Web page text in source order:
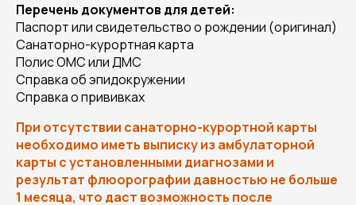
Перечень документов для детей:
Паспорт или свидетельство о рождении (оригинал)
Санаторно-курортная карта
Полис ОМС или ДМС
Справка об эпидокружении
Справка о прививках
При отсутствии санаторно-курортной карты
необходимо иметь выписку из амбулаторной
карты с установленными диагнозами и
результат флюорографии давностью не больше
1 месяца, что даст возможность после